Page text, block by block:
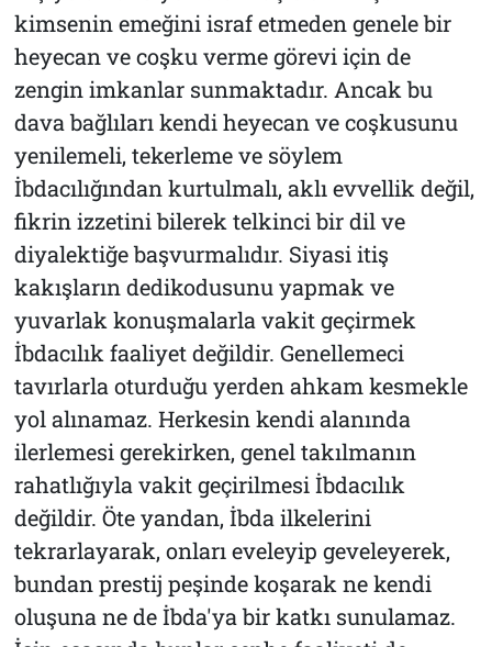
kimsenin emeğini israf etmeden genele bir
heyecan ve coşku verme görevi için de
zengin imkanlar sunmaktadır. Ancak bu
dava bağlıları kendi heyecan ve coşkusunu
yenilemeli, tekerleme ve söylem
İbdacılığından kurtulmalı, aklı evvellik değil,
fikrin izzetini bilerek telkinci bir dil ve
diyalektiğe başvurmalıdır. Siyasi itiş
kakışların dedikodusunu yapmak ve
yuvarlak konuşmalarla vakit geçirmek
İbdacılık faaliyet değildir. Genellemeci
tavırlarla oturduğu yerden ahkam kesmekle
yol alınamaz. Herkesin kendi alanında
ilerlemesi gerekirken, genel takılmanın
rahatlığıyla vakit geçirilmesi İbdacılık
değildir. Öte yandan, İbda ilkelerini
tekrarlayarak, onları eveleyip geveleyerek,
bundan prestij peşinde koşarak ne kendi
oluşuna ne de İbda'ya bir katkı sunulamaz.